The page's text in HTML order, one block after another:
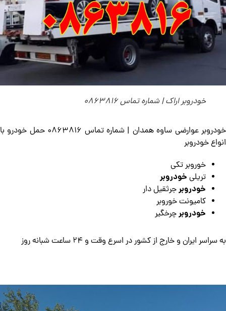
خودروبر اراک | شماره تماس 0863816
خودروبر عوارضی ساوه همدان | شماره تماس 0863816 حمل خودرو با
انواع خودروبر
خوروبر تکی
تریلی خودروبر
خودروبرجرثقیل دار
کامیونت خوروبر
خودروبرچرخگیر
به سراسر ایران و خارج از کشور در اسرع وقت و 24 ساعت شبانه روز